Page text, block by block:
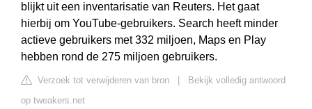
blijkt uit een inventarisatie van Reuters. Het gaat
hierbij om YouTube-gebruikers. Search heeft minder
actieve gebruikers met 332 miljoen, Maps en Play
hebben rond de 275 miljoen gebruikers.
Verzoek tot verwijderen van bron
Bekijk volledig antwoord
op tweakers.net